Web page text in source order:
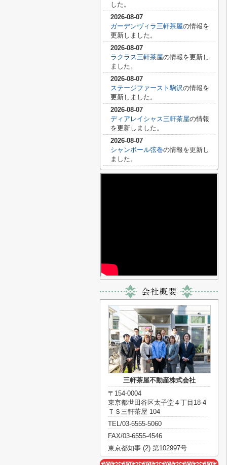
した。
2026-08-07
ガーデンヴィラ三軒茶屋の情報を
更新しました。
2026-08-07
ラクラス三軒茶屋の情報を更新し
ました。
2026-08-07
ステージファースト駒沢の情報を
更新しました。
2026-08-07
ディアレイシャス三軒茶屋の情報
を更新しました。
2026-08-07
シャンボール弦巻の情報を更新し
ました。
三軒茶屋不動産株式会社
〒154-0004
東京都世田谷区太子堂４丁目18-4
ＴＳ三軒茶屋 104
TEL/03-6555-5060
FAX/03-6555-4546
東京都知事 (2) 第102997号